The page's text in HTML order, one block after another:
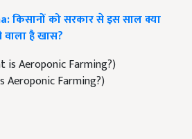
किसानों को सरकार से इस साल क्या
वाला है खास?
Aeroponic Farming?)